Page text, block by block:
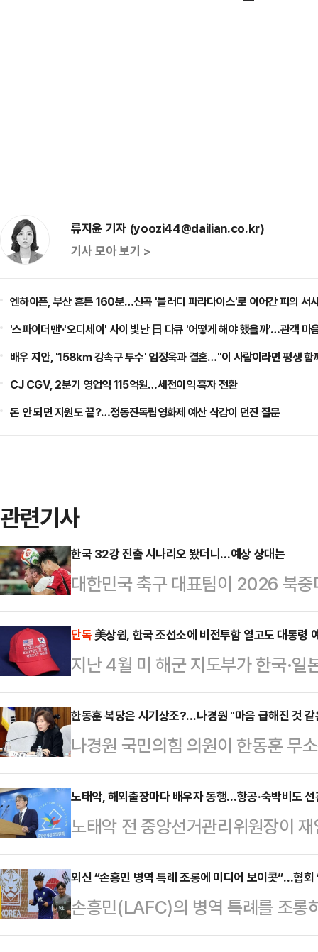
류지윤 기자 (yoozi44@dailian.co.kr)
기사 모아 보기 >
엔하이픈, 부산 흔든 160분…신곡 '블러디 파라다이스'로 이어간 피의 서
'스파이더맨'·'오디세이' 사이 빛난 日 다큐 '어떻게 해야 했을까'…관객 마
배우 지안, '158㎞ 강속구 투수' 엄정욱과 결혼…"이 사람이라면 평생 함
CJ CGV, 2분기 영업익 115억원…세전이익 흑자 전환
돈 안 되면 지원도 끝?…정동진독립영화제 예산 삭감이 던진 질문
관련기사
한국 32강 진출 시나리오 봤더니…예상 상대는
대한민국 축구 대표팀이 2026 북
시코와 운명의 맞대결을 앞두면서,
트 대진 시나리오에도 관심이 쏠리
시코와의 2차전은 축구 통계 전문
뮬레이션을 실시한 결과, 한국 승
26.6%로 예측되며 쉽지 않은 승부
경우의 보상은 확실하다.한국이 A
C·E·F·H·I…
단독 美상원, 한국 조선소에 비전투함 열고도 대통령
지난 4월 미 해군 지도부가 한국·
한 뒤 국내에서는 '2조8000억원 잭
동안 백악관 예산처(OMB)와 해군,
OMB는 한국·일본 조선소 활용을
제동을 걸었다.그 결과 상원은 비전
열어주면서도 대통령의 군함 해외
하고 있다.발언, 그리고 해임이 구
당시 해군…
한동훈 복당은 시기상조?…나경원 "마음 급해진 것
나경원 국민의힘 의원이 한동훈 무
것 같은데, 조금 기다려야 하지 않
디오에 출연해 "처음에는 서두르지
다"며 이같이 말했다.이어 "한 의원
이 궁금해하는 부분에 대한 명확한
의할 때는 아니라고 생각한다"고
축인 국회의원 연구모임인 '대한민
것에 대해…
노태악, 해외출장마다 배우자 동행…항공·숙박비도
노태악 전 중앙선거관리위원장이
매번 배우자를 동반했던 것으로 확
두 선관위 예산으로 처리됐으나 정
사실이 전혀 기재되지 않아 논란이
남 더불어민주당 의원이 중앙선관
외신 “손흥민 병역 특례 조롱에 미디어 보이콧”…협회
손흥민(LAFC)의 병역 특례를 조롱
데 외신도 이를 주목해 파장이 일고